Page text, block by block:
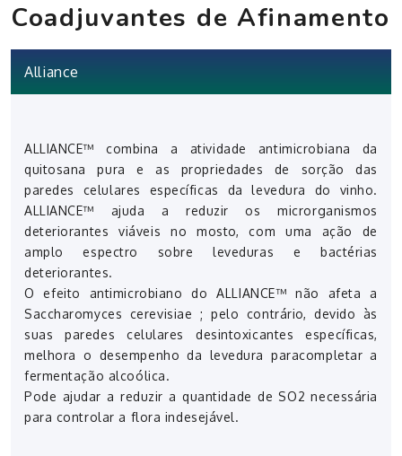
Coadjuvantes de Afinamento
Alliance
ALLIANCE™ combina a atividade antimicrobiana da
quitosana pura e as propriedades de sorção das
paredes celulares específicas da levedura do vinho.
ALLIANCE™ ajuda a reduzir os microrganismos
deteriorantes viáveis no mosto, com uma ação de
amplo espectro sobre leveduras e bactérias
deteriorantes.
O efeito antimicrobiano do ALLIANCE™ não afeta a
Saccharomyces cerevisiae ; pelo contrário, devido às
suas paredes celulares desintoxicantes específicas,
melhora o desempenho da levedura paracompletar a
fermentação alcoólica.
Pode ajudar a reduzir a quantidade de SO2 necessária
para controlar a flora indesejável.